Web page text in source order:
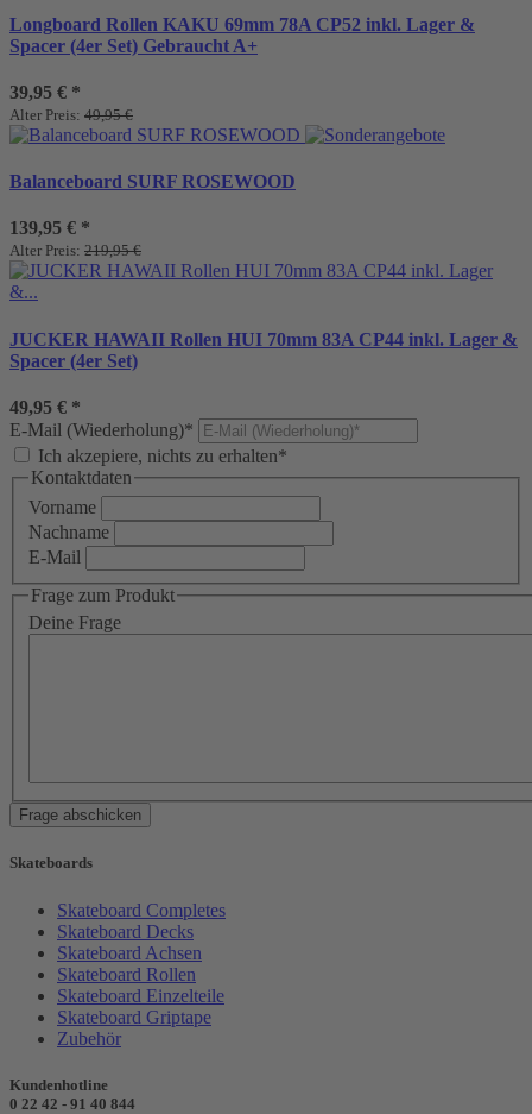
Longboard Rollen KAKU 69mm 78A CP52 inkl. Lager &
Spacer (4er Set) Gebraucht A+
39,95 € *
Alter Preis: 49,95 €
Balanceboard SURF ROSEWOOD
139,95 € *
Alter Preis: 219,95 €
JUCKER HAWAII Rollen HUI 70mm 83A CP44 inkl. Lager &
Spacer (4er Set)
49,95 € *
E-Mail (Wiederholung)*
Ich akzepiere, nichts zu erhalten*
Kontaktdaten
Vorname
Nachname
E-Mail
Frage zum Produkt
Deine Frage
Frage abschicken
Skateboards
Skateboard Completes
Skateboard Decks
Skateboard Achsen
Skateboard Rollen
Skateboard Einzelteile
Skateboard Griptape
Zubehör
Kundenhotline
0 22 42 - 91 40 844